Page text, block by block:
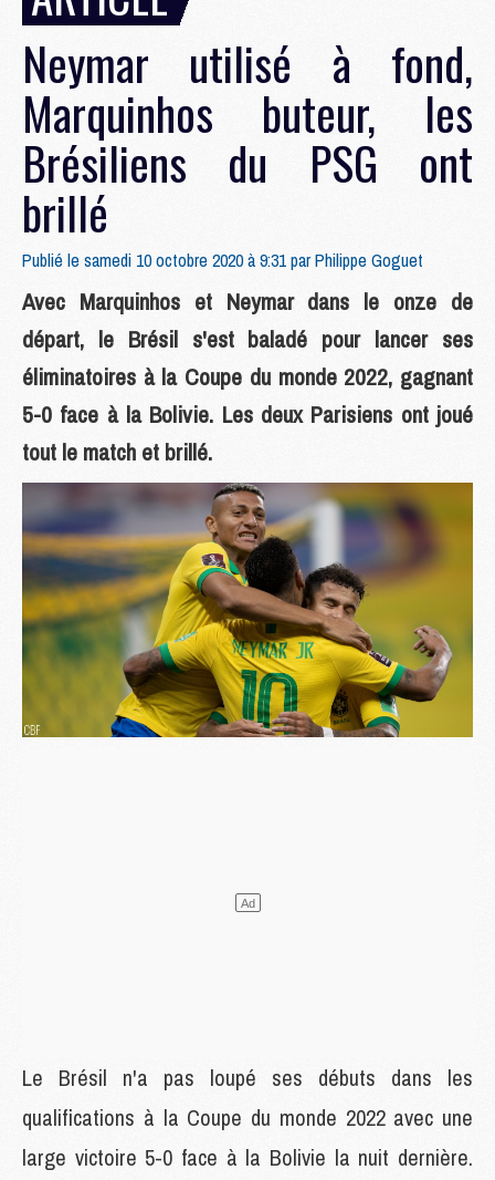
Neymar utilisé à fond,
Marquinhos buteur, les
Brésiliens du PSG ont
brillé
Publié le samedi 10 octobre 2020 à 9:31 parPhilippe Goguet
Avec Marquinhos et Neymar dans le onze de
départ, le Brésil s'est baladé pour lancer ses
éliminatoires à la Coupe du monde 2022, gagnant
5-0 face à la Bolivie. Les deux Parisiens ont joué
tout le match et brillé.
Le Brésil n'a pas loupé ses débuts dans les
qualifications à la Coupe du monde 2022 avec une
large victoire 5-0 face à la Bolivie la nuit dernière.